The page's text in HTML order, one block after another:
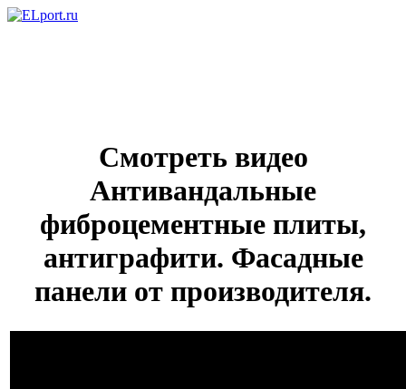
Смотреть видео
Антивандальные
фиброцементные плиты,
антиграфити. Фасадные
панели от производителя.